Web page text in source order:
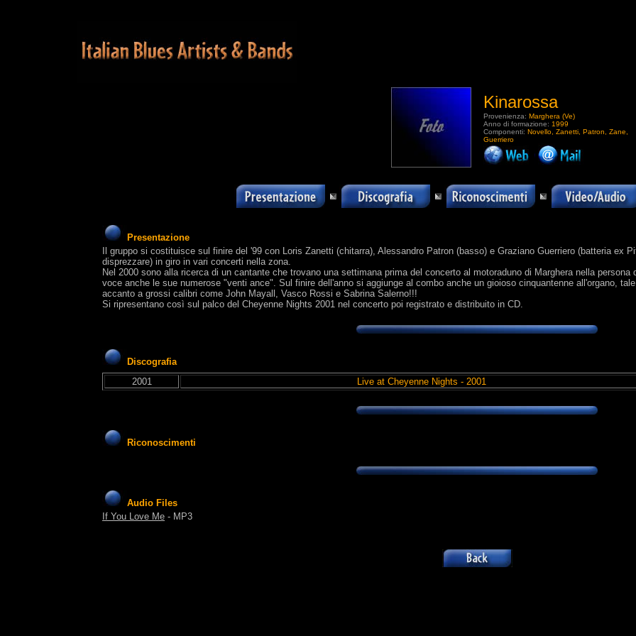
Kinarossa
Provenienza: Marghera (Ve)
Anno di formazione: 1999
Componenti: Novello, Zanetti, Patron, Zane,
Guerriero
Presentazione
Il gruppo si costituisce sul finire del '99 con Loris Zanetti (chitarra), Alessandro Patron (basso) e Graziano Guerriero (batteria ex
disprezzare) in giro in vari concerti nella zona.
Nel 2000 sono alla ricerca di un cantante che trovano una settimana prima del concerto al motoraduno di Marghera nella
voce anche le sue numerose "venti ance". Sul finire dell'anno si aggiunge al combo anche un gioioso cinquantenne all'organo,
accanto a grossi calibri come John Mayall, Vasco Rossi e Sabrina Salerno!!!
Si ripresentano così sul palco del Cheyenne Nights 2001 nel concerto poi registrato e distribuito in CD.
Discografia
2001
Live at Cheyenne Nights - 2001
Riconoscimenti
Audio Files
If You Love Me - MP3